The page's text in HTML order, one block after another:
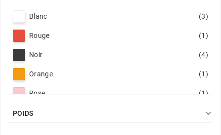
Blanc (3)
Rouge (1)
Noir (4)
Orange (1)
Rose (1)
Bleu foncé (2)
POIDS 